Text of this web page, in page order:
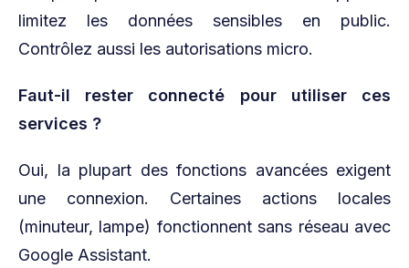
limitez les données sensibles en public.
Contrôlez aussi les autorisations micro.
Faut-il rester connecté pour utiliser ces
services ?
Oui, la plupart des fonctions avancées exigent
une connexion. Certaines actions locales
(minuteur, lampe) fonctionnent sans réseau avec
Google Assistant.